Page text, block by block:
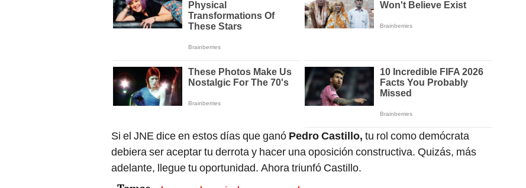
Si el JNE dice en estos días que ganó Pedro Castillo, tu rol como demócrata
debiera ser aceptar tu derrota y hacer una oposición constructiva. Quizás, más
adelante, llegue tu oportunidad. Ahora triunfó Castillo.